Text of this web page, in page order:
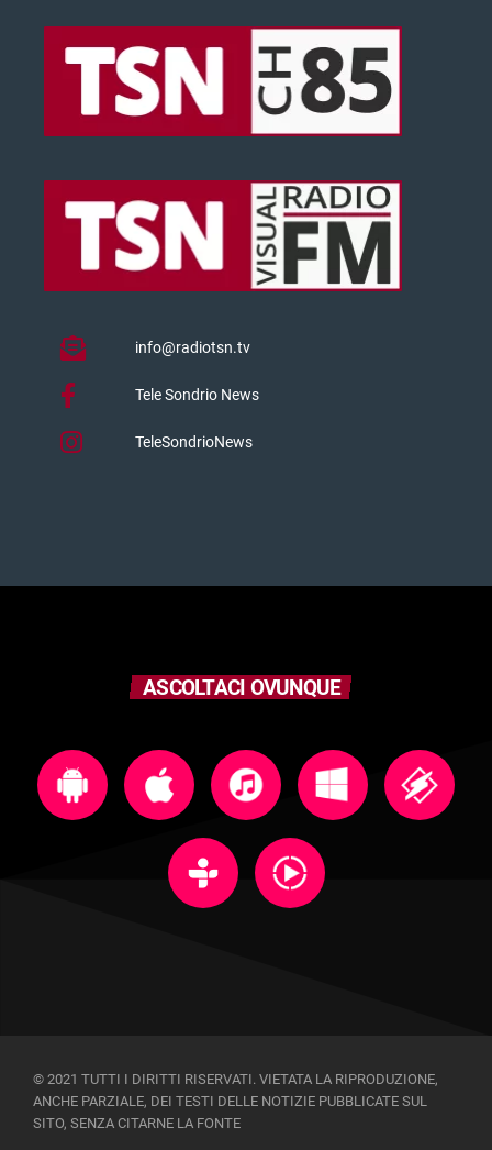
info@radiotsn.tv
Tele Sondrio News
TeleSondrioNews
ASCOLTACI OVUNQUE
© 2021 TUTTI I DIRITTI RISERVATI. VIETATA LA RIPRODUZIONE,
ANCHE PARZIALE, DEI TESTI DELLE NOTIZIE PUBBLICATE SUL
SITO, SENZA CITARNE LA FONTE